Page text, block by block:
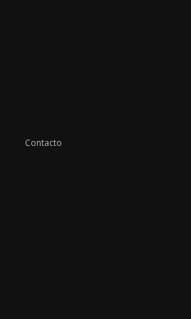
Contacto